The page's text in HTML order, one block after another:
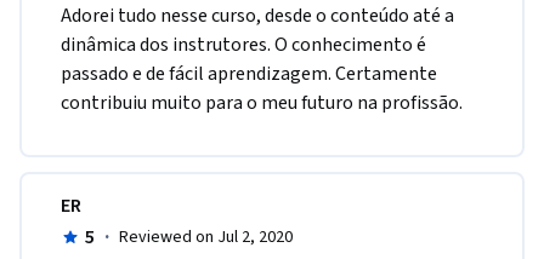
Adorei tudo nesse curso, desde o conteúdo até a
dinâmica dos instrutores. O conhecimento é
passado e de fácil aprendizagem. Certamente
contribuiu muito para o meu futuro na profissão.
ER
5 · Reviewed on Jul 2, 2020